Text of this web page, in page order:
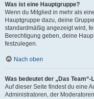
Was ist eine Hauptgruppe?
Wenn du Mitglied in mehr als
Hauptgruppe dazu, deine
standardmäßig angezeigt wird,
Berechtigung geben, deine
festzulegen.
Nach oben
Was bedeutet der „Das
Auf dieser Seite findest du eine
Administratoren, der